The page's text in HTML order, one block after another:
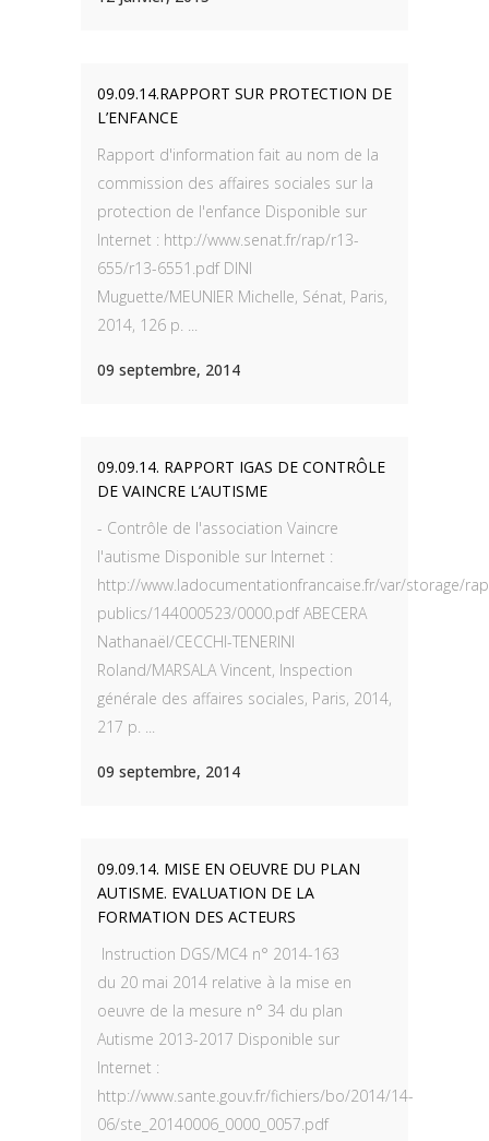
09.09.14.RAPPORT SUR PROTECTION DE
L’ENFANCE
Rapport d'information fait au nom de la
commission des affaires sociales sur la
protection de l'enfance Disponible sur
Internet : http://www.senat.fr/rap/r13-
655/r13-6551.pdf DINI
Muguette/MEUNIER Michelle, Sénat, Paris,
2014, 126 p. ...
09 septembre, 2014
09.09.14. RAPPORT IGAS DE CONTRÔLE
DE VAINCRE L’AUTISME
- Contrôle de l'association Vaincre
l'autisme Disponible sur Internet :
http://www.ladocumentationfrancaise.fr/var/storage/
publics/144000523/0000.pdf ABECERA
Nathanaël/CECCHI-TENERINI
Roland/MARSALA Vincent, Inspection
générale des affaires sociales, Paris, 2014,
217 p. ...
09 septembre, 2014
09.09.14. MISE EN OEUVRE DU PLAN
AUTISME. EVALUATION DE LA
FORMATION DES ACTEURS
Instruction DGS/MC4 n° 2014-163
du 20 mai 2014 relative à la mise en
oeuvre de la mesure n° 34 du plan
Autisme 2013-2017 Disponible sur
Internet :
http://www.sante.gouv.fr/fichiers/bo/2014/14-
06/ste_20140006_0000_0057.pdf